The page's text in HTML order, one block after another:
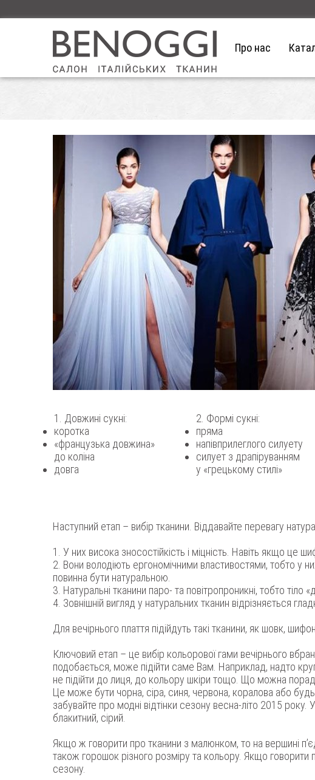
Про нас
1. Довжині сукні:
коротка
«французька довжина»
до коліна
довга
2. Формі сукні:
пряма
напівприлеглого силуету
силует з драпіруванням
у «грецькому стилі»
Наступний етап – вибір тканини. Віддавайте перевагу
У них висока зносостійкість і міцність. Навіть якщо це
Вони володіють ергономічними властивостями, тобто у
повинна бути натуральною.
Натуральні тканини паро- та повітропроникні, тобто тіло
Зовнішній вигляд у натуральних тканин відрізняється
Для вечірнього плаття підійдуть такі тканини, як шовк,
Ключовий етап – це вибір кольорової гами вечірнього
подобається, може підійти саме Вам. Наприклад, надто
не підійти до лиця, до кольору шкіри тощо. Що можна
Це може бути чорна, сіра, синя, червона, коралова або
забувайте про модні відтінки сезону весна-літо 2015 року.
блакитний, сірий.
Якщо ж говорити про тканини з малюнком, то на вершині
також горошок різного розміру та кольору. Якщо говорити
сезону.